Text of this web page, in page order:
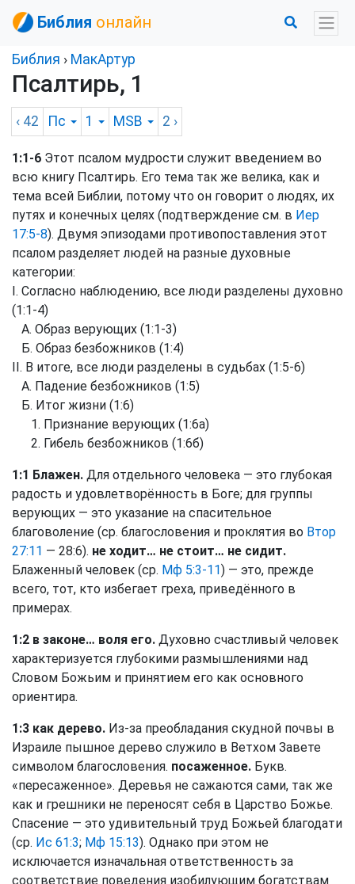
Библия онлайн
Библия › МакАртур
Псалтирь, 1
‹ 42 Пс 1 MSB 2 ›
1:1-6 Этот псалом мудрости служит введением во
всю книгу Псалтирь. Его тема так же велика, как и
тема всей Библии, потому что он говорит о людях, их
путях и конечных целях (подтверждение см. в Иер
17:5-8). Двумя эпизодами противопоставления этот
псалом разделяет людей на разные духовные
категории:
I. Согласно наблюдению, все люди разделены духовно
(1:1-4)
А. Образ верующих (1:1-3)
Б. Образ безбожников (1:4)
II. В итоге, все люди разделены в судьбах (1:5-6)
А. Падение безбожников (1:5)
Б. Итог жизни (1:6)
1. Признание верующих (1:6а)
2. Гибель безбожников (1:6б)
1:1 Блажен. Для отдельного человека — это глубокая
радость и удовлетворённость в Боге; для группы
верующих — это указание на спасительное
благоволение (ср. благословения и проклятия во Втор
27:11 — 28:6). не ходит… не стоит… не сидит.
Блаженный человек (ср. Мф 5:3-11) — это, прежде
всего, тот, кто избегает греха, приведённого в
примерах.
1:2 в законе… воля его. Духовно счастливый человек
характеризуется глубокими размышлениями над
Словом Божьим и принятием его как основного
ориентира.
1:3 как дерево. Из-за преобладания скудной почвы в
Израиле пышное дерево служило в Ветхом Завете
символом благословения. посаженное. Букв.
«пересаженное». Деревья не сажаются сами, так же
как и грешники не переносят себя в Царство Божье.
Спасение — это удивительный труд Божьей благодати
(ср. Ис 61:3; Мф 15:13). Однако при этом не
исключается изначальная ответственность за
соответствие поведения изобилующим богатствам